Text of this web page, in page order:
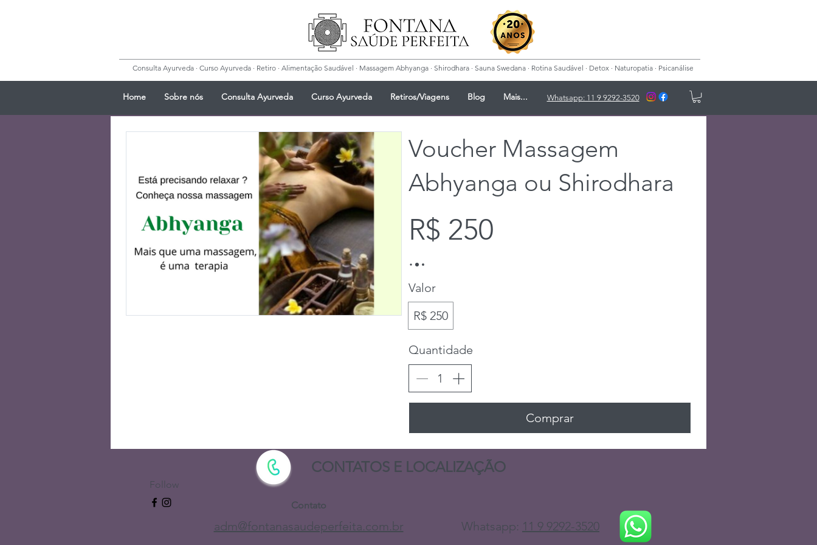
Consulta Ayurveda · Curso Ayurveda · Retiro · Alimentação Saudável · Massagem Abhyanga · Shirodhara · Sauna Swedana · Rotina Saudável · Detox · Naturopatia · Psicanálise
Voucher Massagem
Abhyanga ou Shirodhara
R$ 250
Valor
R$ 250
Quantidade
Comprar
Home Sobre nós Consulta Ayurveda Curso Ayurveda Retiros/Viagens Blog Mais... Whatsapp: 11 9 9292-3520
Follow
CONTATOS E LOCALIZAÇÃO
Contato
adm@fontanasaudeperfeita.com.br Whatsapp: 11 9 9292-3520